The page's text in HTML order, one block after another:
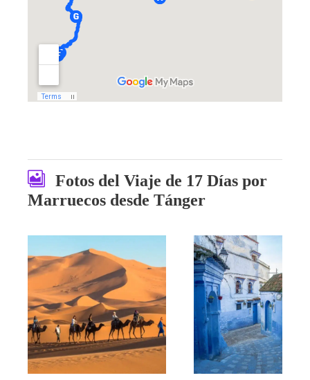
Fotos del Viaje de 17 Días por
Marruecos desde Tánger